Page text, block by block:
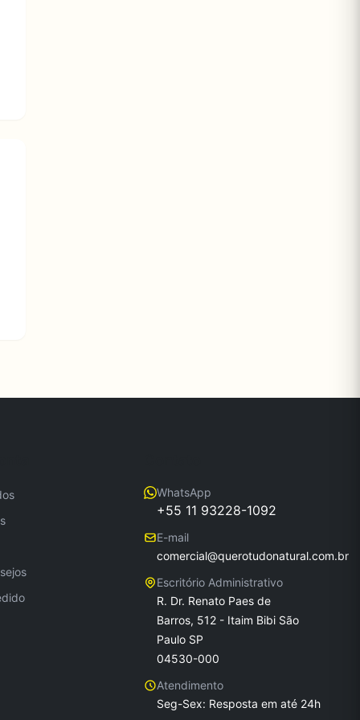
WhatsApp
+55 11 93228-1092
E-mail
comercial@querotudonatural.com.br
Escritório Administrativo
R. Dr. Renato Paes de
Barros, 512 - Itaim Bibi São
Paulo SP
04530-000
Atendimento
Seg-Sex: Resposta em até 24h